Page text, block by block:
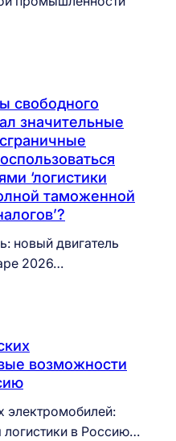
свободного
значительные
‘логистики
таможенной
новый двигатель
2026…
возможности
электромобилей:
в Россию…